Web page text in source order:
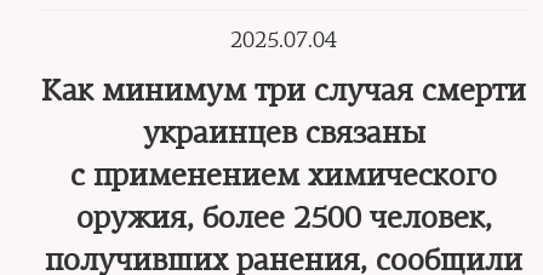
2025.07.04
Как минимум три случая смерти
украинцев связаны
с применением химического
оружия, более 2500 человек,
получивших ранения, сообщили